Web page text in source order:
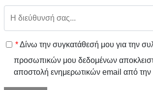
*Δίνω την συγκατάθεσή μου για την
προσωπικών μου δεδομένων
αποστολή ενημερωτικών email από την